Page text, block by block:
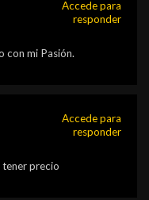
con mi Pasión.
Accede para
responder
tener precio
Accede para
responder